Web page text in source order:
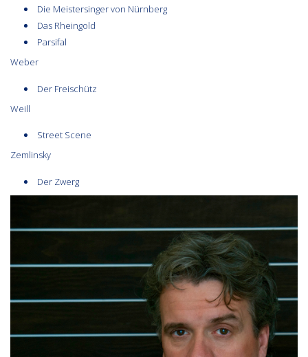
Die Meistersinger von Nürnberg
Das Rheingold
Parsifal
Weber
Der Freischütz
Weill
Street Scene
Zemlinsky
Der Zwerg